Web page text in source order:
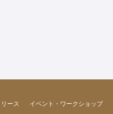
ース イベント・ワークショップ